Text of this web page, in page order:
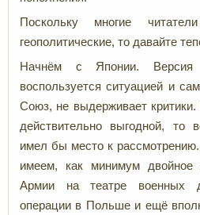
Поскольку многие
геополитические, то давайте
Начнём с Японии.
воспользуется ситуацией и
Союз, не выдерживает
действительно выгодной, то
имел бы место к
имеем, как минимум двойное
Армии на театре военных
операции в Польше и ещё